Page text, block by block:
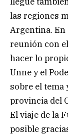
las regiones
Argentina. En
reunión con
hacer lo
Unne y el
sobre el tema
provincia del
El viaje de la
posible